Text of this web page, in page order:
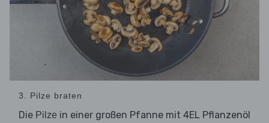
3. Pilze braten
Die Pilze in einer großen Pfanne mit 4EL Pflanzenöl